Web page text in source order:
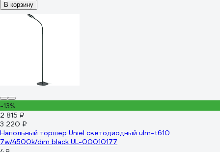
В корзину
-13%
2 815 ₽
3 220 ₽
Напольный торшер Uniel светодиодный ulm-t610
7w/4500k/dim black UL-00010177